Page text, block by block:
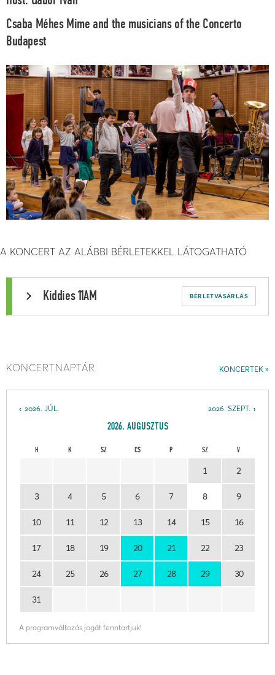
Csaba Méhes Mime and the musicians of the Concerto
Budapest
A KONCERT AZ ALÁBBI BÉRLETEKKEL LÁTOGATHATÓ
BÉRLETVÁSÁRLÁS
Kiddies 11AM
KONCERTEK
KONCERTNAPTÁR
2026. SZEPT.
2026. JÚL.
2026. AUGUSZTUS
H K SZ CS P SZ V
1 2
3 4 5 6 7 8 9
10 11 12 13 14 15 16
17 18 19 20 21 22 23
24 25 26 27 28 29 30
31
A programváltozás jogát fenntartjuk!